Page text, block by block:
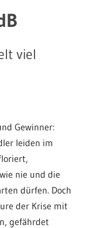
viel
Gewinner:
leiden im
nie und die
dürfen. Doch
der Krise mit
gefährdet